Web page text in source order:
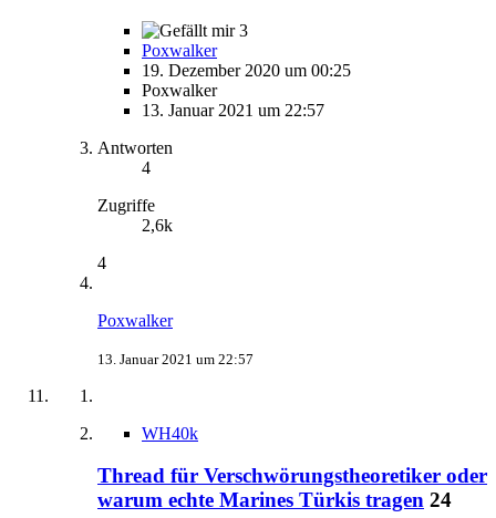
3
Poxwalker
19. Dezember 2020 um 00:25
Poxwalker
13. Januar 2021 um 22:57
Antworten
4
Zugriffe
2,6k
4
Poxwalker
13. Januar 2021 um 22:57
WH40k
Thread für Verschwörungstheoretiker oder
warum echte Marines Türkis tragen 24